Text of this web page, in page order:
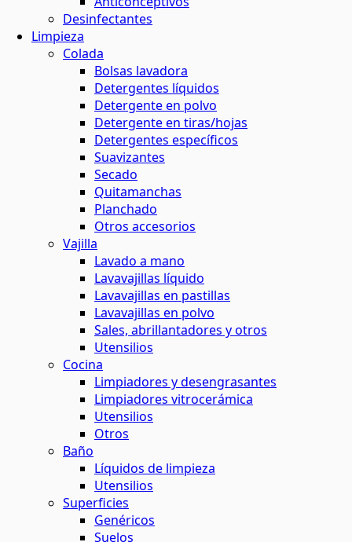
Desinfectantes
Limpieza
Colada
Bolsas lavadora
Detergentes líquidos
Detergente en polvo
Detergente en tiras/hojas
Detergentes específicos
Suavizantes
Secado
Quitamanchas
Planchado
Otros accesorios
Vajilla
Lavado a mano
Lavavajillas líquido
Lavavajillas en pastillas
Lavavajillas en polvo
Sales, abrillantadores y otros
Utensilios
Cocina
Limpiadores y desengrasantes
Limpiadores vitrocerámica
Utensilios
Otros
Baño
Líquidos de limpieza
Utensilios
Superficies
Genéricos
Suelos